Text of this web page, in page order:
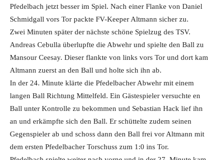
Pfedelbach jetzt besser im Spiel. Nach einer Flanke von Daniel
Schmidgall vors Tor packte FV-Keeper Altmann sicher zu.
Zwei Minuten später der nächste schöne Spielzug des TSV.
Andreas Cebulla überlupfte die Abwehr und spielte den Ball zu
Mansour Ceesay. Dieser flankte von links vors Tor und dort kam
Altmann zuerst an den Ball und holte sich ihn ab.
In der 24. Minute klärte die Pfedelbacher Abwehr mit einem
langen Ball Richtung Mittelfeld. Ein Gästespieler versuchte en
Ball unter Kontrolle zu bekommen und Sebastian Hack lief ihn
an und erkämpfte sich den Ball. Er schüttelte zudem seinen
Gegenspieler ab und schoss dann den Ball frei vor Altmann mit
dem ersten Pfedelbacher Torschuss zum 1:0 ins Tor.